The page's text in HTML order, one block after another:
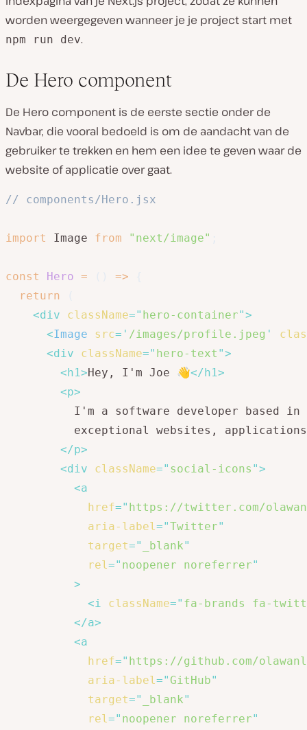
worden weergegeven wanneer je je project start met
npm run dev.
De Hero component
De Hero component is de eerste sectie onder de
Navbar, die vooral bedoeld is om de aandacht van de
gebruiker te trekken en hem een idee te geven waar de
website of applicatie over gaat.
// components/Hero.jsx
import Image from "next/image"
const Hero = =>
return
<div className=" hero-container">
<Image src= ' /images/profile.jpeg '
<div className=" hero-text ">
<h1 >Hey, I'm Joe 👋</h1 >
<p>
I'm a software developer based
exceptional websites,
</p>
<div className=" social-icons ">
<a
href=" https://twitter.com/
aria-label ="Twitter"
target=" _blank"
rel =" noopener noreferrer"
>
<i className=" fa-brands fa-
</a>
<a
href=" https://github.com/
aria-label =" GitHub"
target=" _blank"
rel =" noopener noreferrer"